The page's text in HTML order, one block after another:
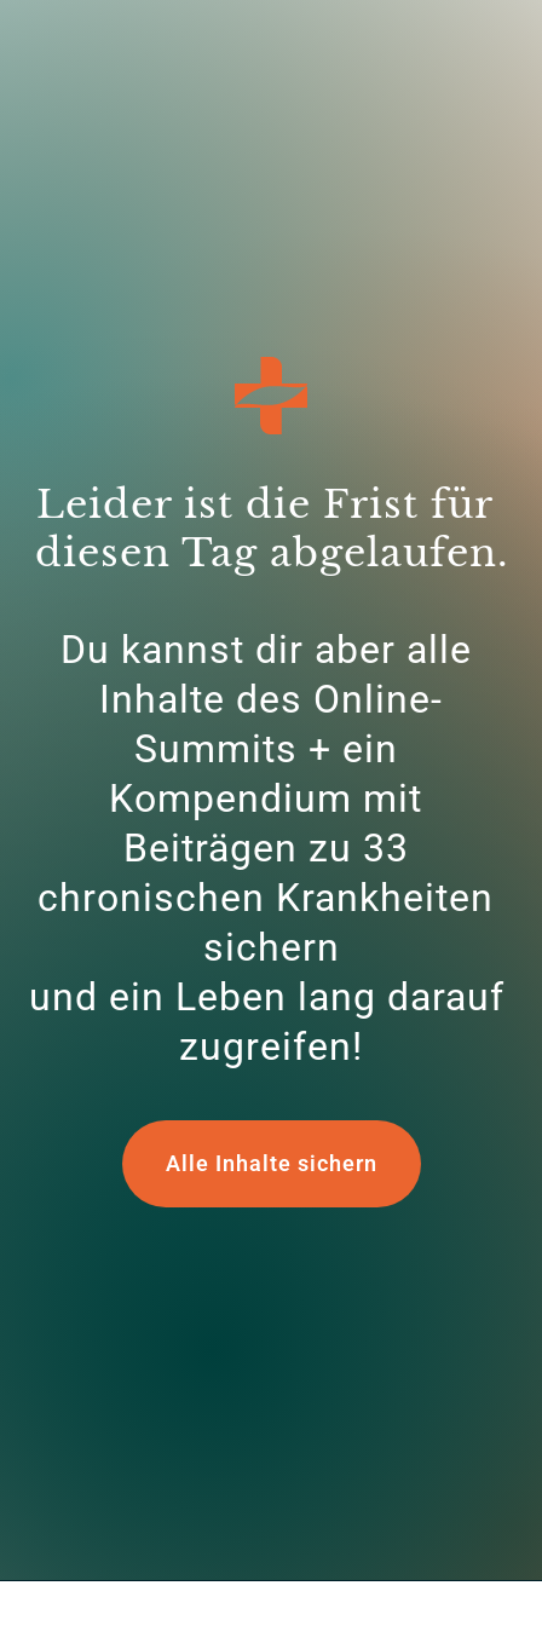
Leider ist die Frist für
diesen Tag abgelaufen.
Du kannst dir aber alle
Inhalte des Online-
Summits + ein
Kompendium mit
Beiträgen zu 33
chronischen Krankheiten
sichern
und ein Leben lang darauf
zugreifen!
Alle Inhalte sichern